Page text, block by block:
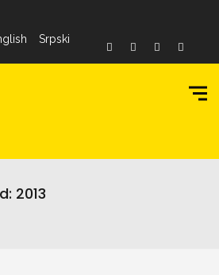
Srpski
2013